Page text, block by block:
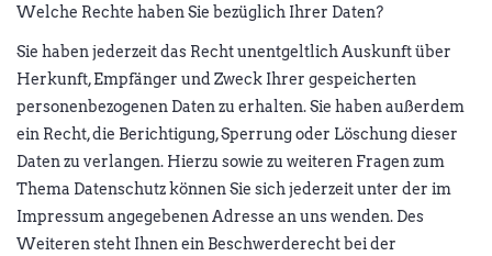
Welche Rechte haben Sie bezüglich Ihrer Daten?
Sie haben jederzeit das Recht unentgeltlich Auskunft über
Herkunft, Empfänger und Zweck Ihrer gespeicherten
personenbezogenen Daten zu erhalten. Sie haben außerdem
ein Recht, die Berichtigung, Sperrung oder Löschung dieser
Daten zu verlangen. Hierzu sowie zu weiteren Fragen zum
Thema Datenschutz können Sie sich jederzeit unter der im
Impressum angegebenen Adresse an uns wenden. Des
Weiteren steht Ihnen ein Beschwerderecht bei der